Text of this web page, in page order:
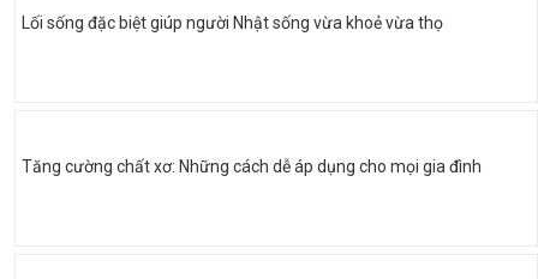
Lối sống đặc biệt giúp người Nhật sống vừa khoẻ vừa thọ
Tăng cường chất xơ: Những cách dễ áp dụng cho mọi gia đình